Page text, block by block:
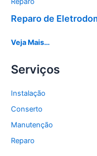
Reparo de
Veja Mais…
Serviços
Instalação
Conserto
Manutenção
Reparo